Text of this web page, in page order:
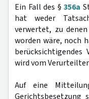
Ein Fall des §356a
hat weder
verwertet, zu
worden wäre, noch
berücksichtigendes
wird vom
Auf eine
Gerichtsbesetzung